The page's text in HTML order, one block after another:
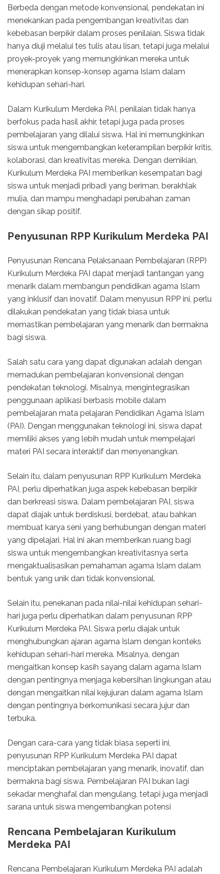
Berbeda dengan metode konvensional, pendekatan ini
menekankan pada pengembangan kreativitas dan
kebebasan berpikir dalam proses penilaian. Siswa tidak
hanya diuji melalui tes tulis atau lisan, tetapi juga melalui
proyek-proyek yang memungkinkan mereka untuk
menerapkan konsep-konsep agama Islam dalam
kehidupan sehari-hari.
Dalam Kurikulum Merdeka PAI, penilaian tidak hanya
berfokus pada hasil akhir, tetapi juga pada proses
pembelajaran yang dilalui siswa. Hal ini memungkinkan
siswa untuk mengembangkan keterampilan berpikir kritis,
kolaborasi, dan kreativitas mereka. Dengan demikian,
Kurikulum Merdeka PAI memberikan kesempatan bagi
siswa untuk menjadi pribadi yang beriman, berakhlak
mulia, dan mampu menghadapi perubahan zaman
dengan sikap positif.
Penyusunan RPP Kurikulum Merdeka PAI
Penyusunan Rencana Pelaksanaan Pembelajaran (RPP)
Kurikulum Merdeka PAI dapat menjadi tantangan yang
menarik dalam membangun pendidikan agama Islam
yang inklusif dan inovatif. Dalam menyusun RPP ini, perlu
dilakukan pendekatan yang tidak biasa untuk
memastikan pembelajaran yang menarik dan bermakna
bagi siswa.
Salah satu cara yang dapat digunakan adalah dengan
memadukan pembelajaran konvensional dengan
pendekatan teknologi. Misalnya, mengintegrasikan
penggunaan aplikasi berbasis mobile dalam
pembelajaran mata pelajaran Pendidikan Agama Islam
(PAI). Dengan menggunakan teknologi ini, siswa dapat
memiliki akses yang lebih mudah untuk mempelajari
materi PAI secara interaktif dan menyenangkan.
Selain itu, dalam penyusunan RPP Kurikulum Merdeka
PAI, perlu diperhatikan juga aspek kebebasan berpikir
dan berkreasi siswa. Dalam pembelajaran PAI, siswa
dapat diajak untuk berdiskusi, berdebat, atau bahkan
membuat karya seni yang berhubungan dengan materi
yang dipelajari. Hal ini akan memberikan ruang bagi
siswa untuk mengembangkan kreativitasnya serta
mengaktualisasikan pemahaman agama Islam dalam
bentuk yang unik dan tidak konvensional.
Selain itu, penekanan pada nilai-nilai kehidupan sehari-
hari juga perlu diperhatikan dalam penyusunan RPP
Kurikulum Merdeka PAI. Siswa perlu diajak untuk
menghubungkan ajaran agama Islam dengan konteks
kehidupan sehari-hari mereka. Misalnya, dengan
mengaitkan konsep kasih sayang dalam agama Islam
dengan pentingnya menjaga kebersihan lingkungan atau
dengan mengaitkan nilai kejujuran dalam agama Islam
dengan pentingnya berkomunikasi secara jujur dan
terbuka.
Dengan cara-cara yang tidak biasa seperti ini,
penyusunan RPP Kurikulum Merdeka PAI dapat
menciptakan pembelajaran yang menarik, inovatif, dan
bermakna bagi siswa. Pembelajaran PAI bukan lagi
sekadar menghafal dan mengulang, tetapi juga menjadi
sarana untuk siswa mengembangkan potensi
Rencana Pembelajaran Kurikulum
Merdeka PAI
Rencana Pembelajaran Kurikulum Merdeka PAI adalah